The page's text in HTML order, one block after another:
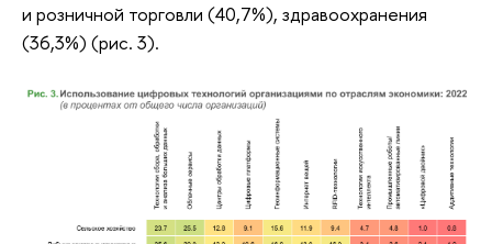
и розничной торговли (40,7%), здравоохранения
(36,3%) (рис. 3).